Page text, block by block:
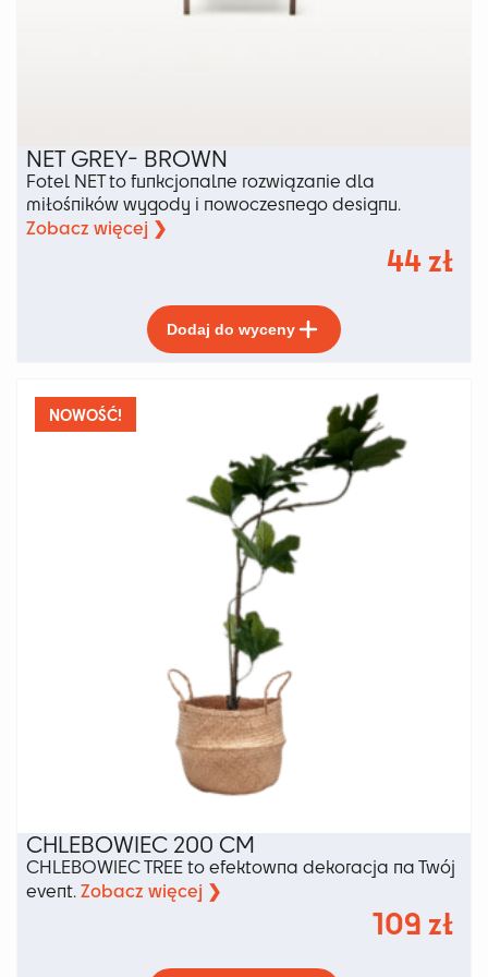
NET GREY- BROWN
Fotel NET to funkcjonalne rozwiązanie dla
miłośników wygody i nowoczesnego designu.
Zobacz więcej ❯
44zł
Dodaj do wyceny
produkt
ma
wariantów.
można
wybrać
na
stronie
produktu
NOWOŚĆ!
CHLEBOWIEC 200 CM
CHLEBOWIEC TREE to efektowna dekoracja na Twój
event.Zobacz więcej ❯
109 zł